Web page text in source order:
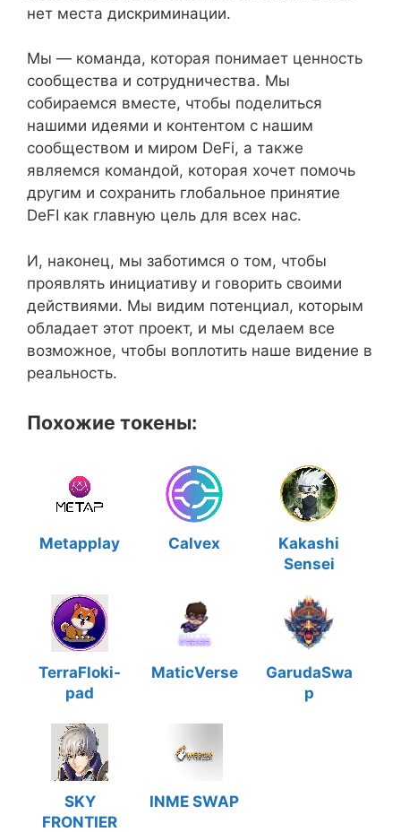
нет места дискриминации.
Мы — команда, которая понимает ценность
сообщества и сотрудничества. Мы
собираемся вместе, чтобы поделиться
нашими идеями и контентом с нашим
сообществом и миром DeFi, а также
являемся командой, которая хочет помочь
другим и сохранить глобальное принятие
DeFI как главную цель для всех нас.
И, наконец, мы заботимся о том, чтобы
проявлять инициативу и говорить своими
действиями. Мы видим потенциал, которым
обладает этот проект, и мы сделаем все
возможное, чтобы воплотить наше видение в
реальность.
Похожие токены:
Metapplay Calvex
Kakashi
Sensei
TerraFloki-
pad
MaticVerse
GarudaSwa
p
SKY
FRONTIER
INME SWAP